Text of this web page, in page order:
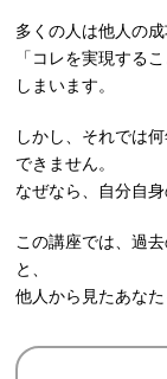
多くの人は他人の成
「コレを実現する
しまいます。
しかし、それでは
できません。
なぜなら、自分自
この講座では、過
と、
他人から見たあな